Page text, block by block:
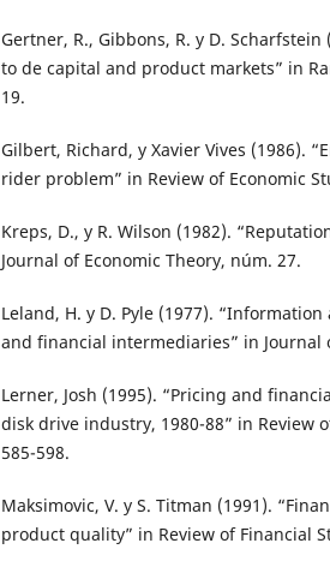
Gertner, R., Gibbons, R. y D.
to de capital and product markets” in
19.
Gilbert, Richard, y Xavier Vives (1986).
rider problem” in Review of Economic
Kreps, D., y R. Wilson (1982).
Journal of Economic Theory, núm. 27.
Leland, H. y D. Pyle (1977).
and financial intermediaries” in Journal
Lerner, Josh (1995). “Pricing and
disk drive industry, 1980-88” in Review
585-598.
Maksimovic, V. y S. Titman (1991).
product quality” in Review of Financial